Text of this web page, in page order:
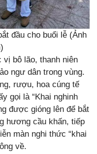
đầu cho buổi lễ (Ảnh
vị bô lão, thanh niên
ngư dân trong vùng.
rượu, hoa cúng tế
gọi là “Khai nghinh
được gióng lên để bắt
hương cầu khấn, tiếp
màn nghi thức “khai
về.